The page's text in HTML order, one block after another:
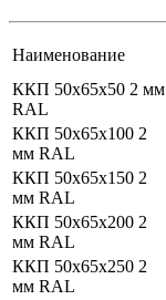
Наименование
ККП 50х65х50 2 мм
RAL
ККП 50х65х100 2
мм RAL
ККП 50х65х150 2
мм RAL
ККП 50х65х200 2
мм RAL
ККП 50х65х250 2
мм RAL